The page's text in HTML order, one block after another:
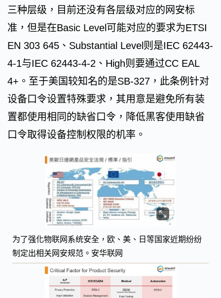
三种层级，目前还没有各层级对应的网安标
准，但是在Basic Level可能对应的要求为ETSI
EN 303 645、Substantial Level则是IEC 62443-
4-1与IEC 62443-4-2、High则要通过CC EAL
4+。至于美国较知名的是SB-327，此条例针对
设备口令设置特殊要求，其用意是避免所有装
置都使用相同的缺省口令，降低黑客使用缺省
口令取得设备控制权限的机率。
为了强化物联网系统安全，欧、美、日等国家近期纷纷
制定出相关网安规范。安华联网